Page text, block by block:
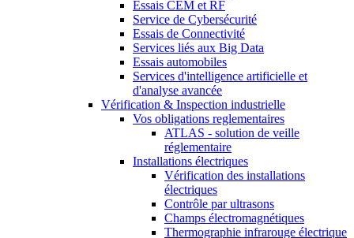
Essais CEM et RF
Service de Cybersécurité
Essais de Connectivité
Services liés aux Big Data
Essais automobiles
Services d'intelligence artificielle et
d'analyse avancée
Vérification & Inspection industrielle
Vos obligations reglementaires
ATLAS - solution de veille
réglementaire
Installations électriques
Vérification des installations
électriques
Contrôle par ultrasons
Champs électromagnétiques
Thermographie infrarouge électrique